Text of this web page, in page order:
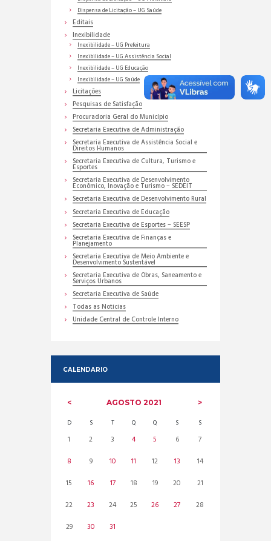
Dispensa de Licitação – UG Saúde
Editais
Inexibilidade
Inexibilidade – UG Prefeitura
Inexibilidade – UG Assistência Social
Inexibilidade – UG Educação
Inexibilidade – UG Saúde
Licitações
Pesquisas de Satisfação
Procuradoria Geral do Município
Secretaria Executiva de Administração
Secretaria Executiva de Assistência Social e
Direitos Humanos
Secretaria Executiva de Cultura, Turismo e
Esportes
Secretaria Executiva de Desenvolvimento
Econômico, Inovação e Turismo – SEDEIT
Secretaria Executiva de Desenvolvimento Rural
Secretaria Executiva de Educação
Secretaria Executiva de Esportes – SEESP
Secretaria Executiva de Finanças e
Planejamento
Secretaria Executiva de Meio Ambiente e
Desenvolvimento Sustentável
Secretaria Executiva de Obras, Saneamento e
Serviços Urbanos
Secretaria Executiva de Saúde
Todas as Noticias
Unidade Central de Controle Interno
CALENDARIO
AGOSTO2021
D S T Q Q S S
1 2 3 4 5 6
7
8
9 10 11 12 13
14
15
16 17 18 19 20
21
22
23 24 25 26 27
28
29
30 31